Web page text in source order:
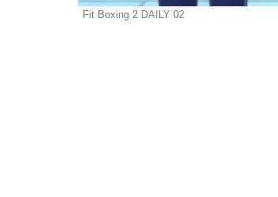
Fit Boxing 2 DAILY 02